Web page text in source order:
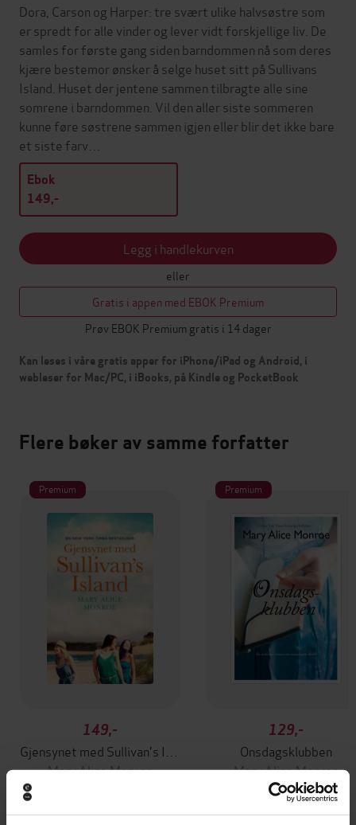
Dora, Carson og Harper: tre svært ulike halvsøstre som
er spredt for alle vinder og lever vidt forskjellige liv. De
samles for første gang siden barndommen nå som deres
kjære bestemor ønsker å selge huset sitt på Sullivans
Island. Huset der jentene sammen tilbragte alle sine
somrene i barndommen. Vil den aller siste sommeren
kunne føre søstrene sammen igjen eller blir det ikke bare
et siste farv…
Ebok
149,-
Legg i handlekurven
eller
Gratis i appen med EBOK Premium
Prøv EBOK Premium gratis i 14 dager
Kan leses i våre gratis apper for iPhone/iPad og Android, i
webleser for Mac/PC, i iBooks, på Kindle og PocketBook
Flere bøker av samme forfatter
Premium
149,-
Mary Alice Monroe
Premium
129,-
Onsdagsklubben
Mary Alice Monroe
EBOK